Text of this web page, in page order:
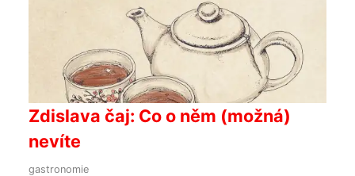
Zdislava čaj: Co o něm (možná)
nevíte
gastronomie